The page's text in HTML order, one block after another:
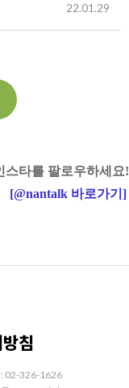
22.01.29
스타를 팔로우하세요!
[@nantalk 바로가기 ]
침
: 02-326-1626